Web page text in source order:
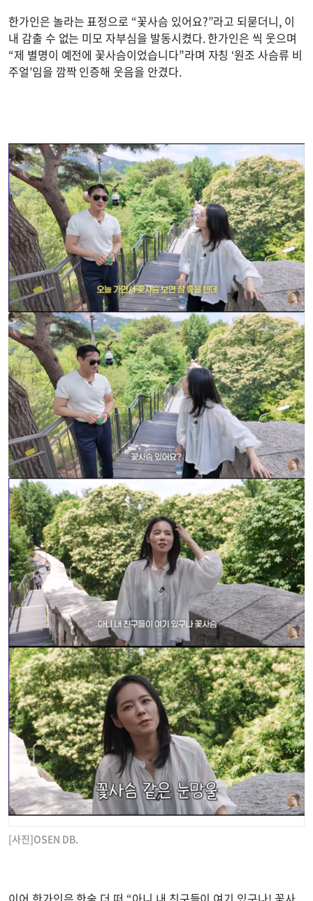
한가인은 놀라는 표정으로 “꽃사슴 있어요?”라고 되묻더니, 이
내 감출 수 없는 미모 자부심을 발동시켰다. 한가인은 씩 웃으며
“제 별명이 예전에 꽃사슴이었습니다”라며 자칭 ‘원조 사슴류 비
주얼’임을 깜짝 인증해 웃음을 안겼다.
[사진]OSEN DB.